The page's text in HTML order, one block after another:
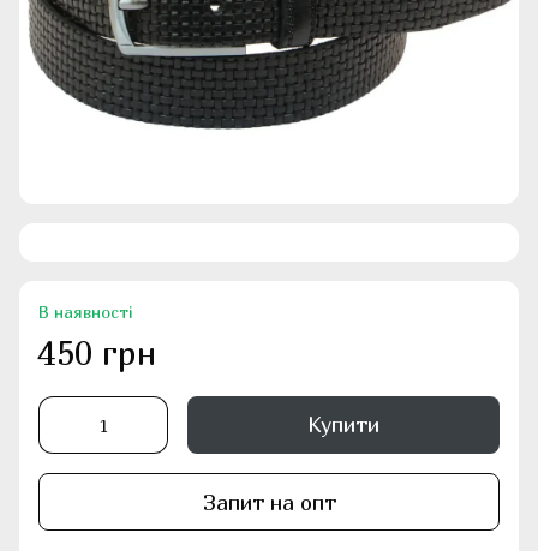
В наявності
450 грн
Купити
Запит на опт